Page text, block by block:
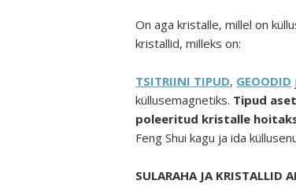
On aga kristalle, millel on
kristallid, milleks on:
TSITRIINI TIPUD, GEOODID
küllusemagnetiks. Tipud
poleeritud kristalle
Feng Shui kagu ja ida
SULARAHA JA KRISTALLID